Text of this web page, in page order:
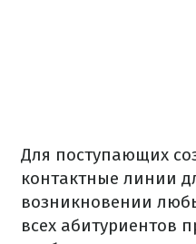
Для поступающих
контактные линии
возникновении
всех абитуриентов